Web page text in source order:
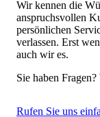
Wir kennen die
anspruchsvollen
persönlichen
verlassen. Erst
auch wir es.
Sie haben
Rufen Sie uns